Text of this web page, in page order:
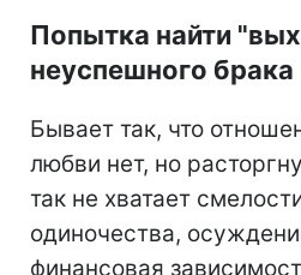
Попытка найти
неуспешного брака
Бывает так, что
любви нет, но
так не хватает
одиночества,
финансовая